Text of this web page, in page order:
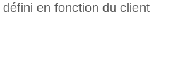
en fonction du client